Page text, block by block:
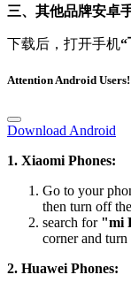
三、其他品牌安卓
下载后，打开手机“
Attention Android Users!
Download Android
1. Xiaomi Phones:
Go to your
then turn off the
search for "mi
corner and
2. Huawei Phones: